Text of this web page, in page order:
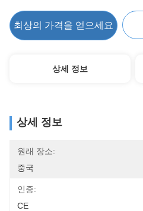
최상의 가격을 얻으세요
상세 정보
상세 정보
원래 장소:
중국
인증:
CE